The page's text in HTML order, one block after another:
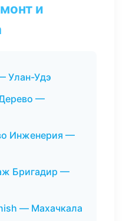
и
Улан-Удэ
—
Инженерия —
Бригадир —
— Махачкала